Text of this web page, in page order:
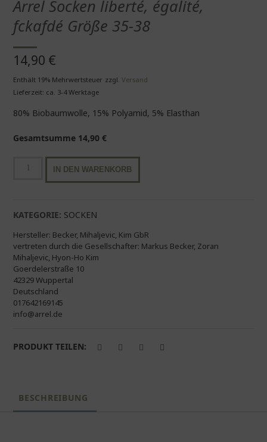
Arrel Socken liberté, égalité,
fckafdé Größe 35-38
14,90 €
Enthält 19% Mehrwertsteuer zzgl.Versand
Lieferzeit: ca. 3-4 Werktage
80% Biobaumwolle, 15% Polyamid, 5% Elasthan
Gesamtsumme 14,90€
Arrel
fckafdé
35-
38
Menge
IN DEN WARENKORB
KATEGORIE: SOCKEN
Hersteller: Becker, Mihaljevic, Kim GbR
vertreten durch die Gesellschafter: Markus Becker, Zoran
Mihaljevic, Hyon-Ho Kim
Goerdelerstraße 10
42329 Wuppertal
Deutschland
017642169145
info@arrel.de
PRODUKT TEILEN:
BESCHREIBUNG